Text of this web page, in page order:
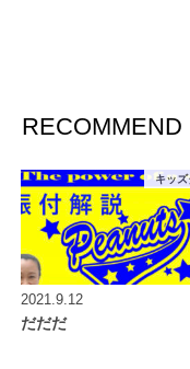
RECOMMEND
キッズ
2021.9.12
だだだ